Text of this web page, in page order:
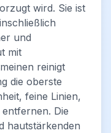
wird. Sie ist
und
mit
reinigt
die oberste
feine Linien,
Die
hautstärkenden